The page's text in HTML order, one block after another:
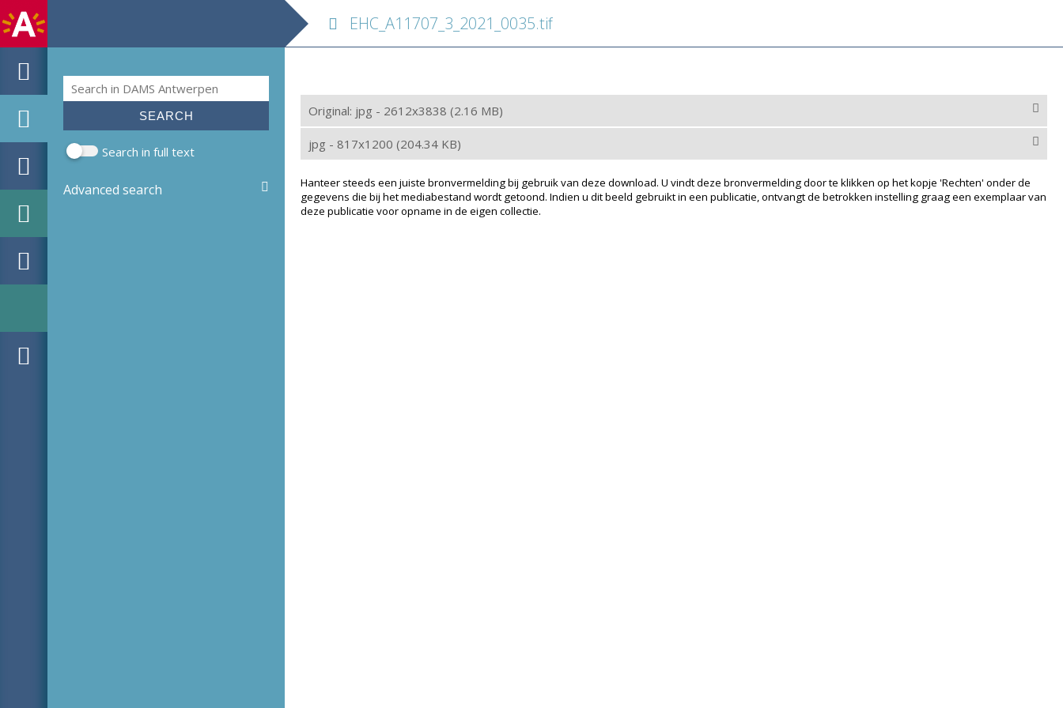
Search form
Search
Search in full text
Advanced search
EHC_A11707_3_2021_0035.tif
Original: jpg - 2612x3838 (2.16 MB)
jpg - 817x1200 (204.34 KB)
Hanteer steeds een juiste bronvermelding bij gebruik van deze download. U vindt deze bronvermelding door te klikken op het kopje 'Rechten' onder de
gegevens die bij het mediabestand wordt getoond. Indien u dit beeld gebruikt in een publicatie, ontvangt de betrokken instelling graag een exemplaar van
deze publicatie voor opname in de eigen collectie.